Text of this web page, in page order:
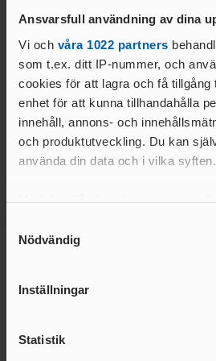
Ansvarsfull användning av dina
Vi och våra 1022 partners
som t.ex. ditt IP-nummer, och
cookies för att lagra och få tillgång
enhet för att kunna tillhandahålla
innehåll, annons- och
och produktutveckling. Du kan
använda din data och i vilka syften.
som kan ha en noggrannhet
Du kan ändra eller dra tillbaka ditt
Nödvändig
Inställningar
Statistik
05 AUG. 2026 | 09:37
JSM22, USM16-17 2026
LÄS MER